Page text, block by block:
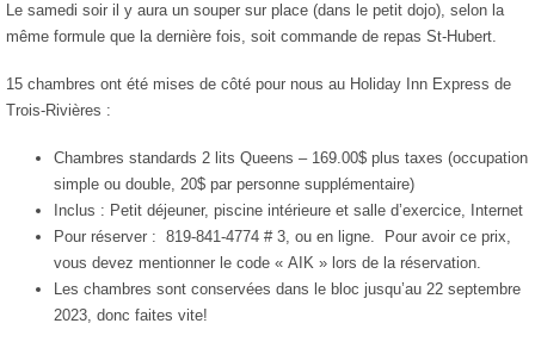
Le samedi soir il y aura un souper sur place (dans le petit dojo), selon la
même formule que la dernière fois, soit commande de repas St-Hubert.
15 chambres ont été mises de côté pour nous au Holiday Inn Express de
Trois-Rivières :
Chambres standards 2 lits Queens – 169.00$ plus taxes (occupation
simple ou double, 20$ par personne supplémentaire)
Inclus : Petit déjeuner, piscine intérieure et salle d’exercice, Internet
Pour réserver : 819-841-4774 # 3, ou en ligne.
Pour avoir ce prix,
vous devez mentionner le code « AIK » lors de la réservation.
Les chambres sont conservées dans le bloc jusqu’au 22 septembre
2023, donc faites vite!